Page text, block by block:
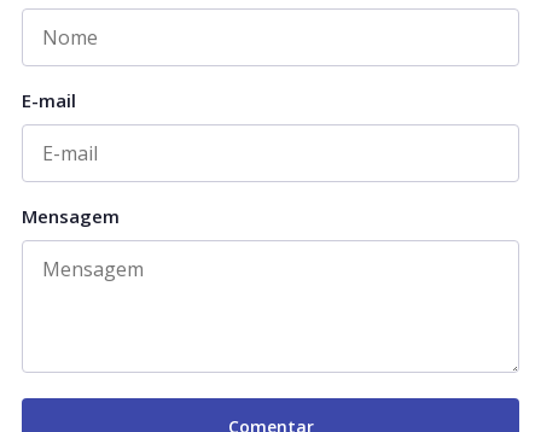
E-mail
Mensagem